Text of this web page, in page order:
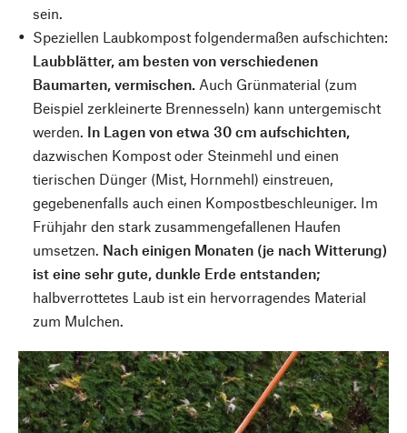
sein.
Speziellen Laubkompost folgendermaßen aufschichten:
Laubblätter, am besten von verschiedenen
Baumarten, vermischen. Auch Grünmaterial (zum
Beispiel zerkleinerte Brennesseln) kann untergemischt
werden. In Lagen von etwa 30 cm aufschichten,
dazwischen Kompost oder Steinmehl und einen
tierischen Dünger (Mist, Hornmehl) einstreuen,
gegebenenfalls auch einen Kompostbeschleuniger. Im
Frühjahr den stark zusammengefallenen Haufen
umsetzen. Nach einigen Monaten (je nach Witterung)
ist eine sehr gute, dunkle Erde entstanden;
halbverrottetes Laub ist ein hervorragendes Material
zum Mulchen.